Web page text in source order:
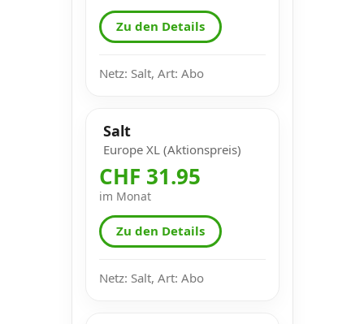
Zu den Details
Netz: Salt, Art: Abo
Salt
Europe XL (Aktionspreis)
CHF 31.95
im Monat
Zu den Details
Netz: Salt, Art: Abo